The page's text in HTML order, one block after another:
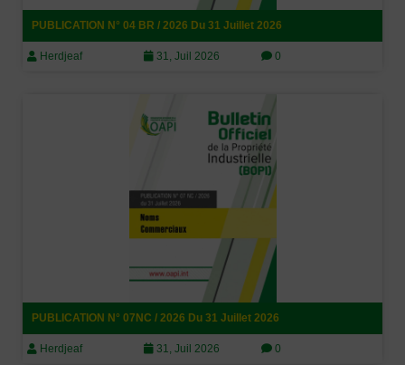
PUBLICATION N° 04 BR / 2026 Du 31 Juillet 2026
Herdjeaf 31, Juil 2026 0
PUBLICATION N° 07NC / 2026 Du 31 Juillet 2026
Herdjeaf 31, Juil 2026 0